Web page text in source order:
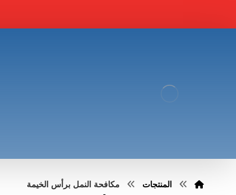
المنتجات مكافحة النمل برأس الخيمة